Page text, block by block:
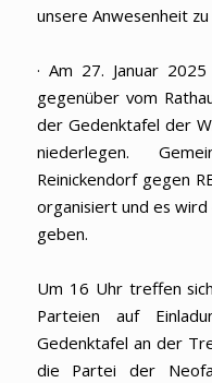
unsere Anwesenheit
· Am 27. Januar
gegenüber vom
der Gedenktafel der
niederlegen.
Reinickendorf gegen
organisiert und es
geben.
Um 16 Uhr treffen
Parteien auf
Gedenktafel an der
die Partei der